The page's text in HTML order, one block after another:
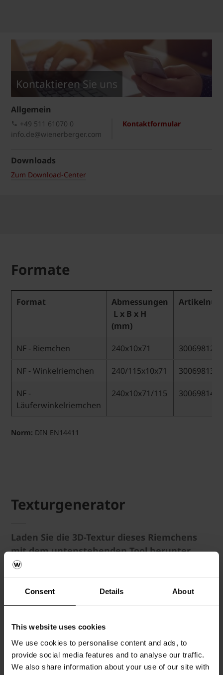
Consent Details About
This website uses cookies
We use cookies to personalise content and ads, to
provide social media features and to analyse our traffic.
We also share information about your use of our site with
Kontaktieren Sie uns
Allgemein
Kontaktformular
+49 511 61070 0
info.de@wienerberger.com
Downloads
Zum Download-Center
Formate
Format
Abmessungen
L x B x H
(mm)
NF - Riemchen 240x10x71 30069812
NF - Winkelriemchen 240/115x10x71 30069813
NF -
Läuferwinkelriemchen
240x10x71/115 30069814
Norm: DIN EN14411
Texturgenerator
Laden Sie die 3D-Textur dieses Riemchens
mit dem untenstehenden Tool herunter.
Möchten Sie individuelle Einstellungen für Ihre
Wunschtextur vornehmen?
Kein Problem! Klicken Sie auf„Textur
Fugendicke für Stoß- und Längsfuge sowie aus
einer Vielzahl von Mauerwerksverbänden und
Fugenfarben. Anschließend können Sie die
angepasste Textur über die